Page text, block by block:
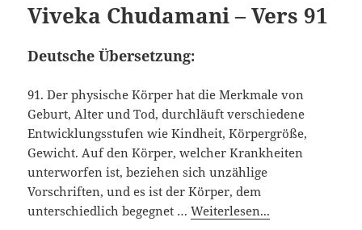
Viveka Chudamani – Vers 91
Deutsche Übersetzung:
91. Der physische Körper hat die Merkmale von
Geburt, Alter und Tod, durchläuft verschiedene
Entwicklungsstufen wie Kindheit, Körpergröße,
Gewicht. Auf den Körper, welcher Krankheiten
unterworfen ist, beziehen sich unzählige
Vorschriften, und es ist der Körper, dem
unterschiedlich begegnet …Weiterlesen...